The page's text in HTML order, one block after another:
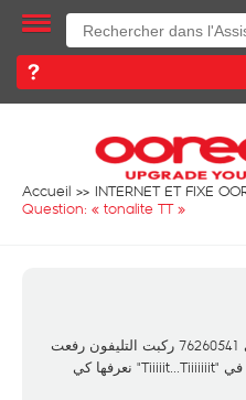
Accueil
INTERNET ET FIXE
Question: « tonalite TT»
جيت نثبت في الخط تليكوم امتاعي 76260541 ركبت التليفون رفعت
سماعة مالقيتش حرارة نسمع كان في "Tiiiiit...Tiiiiiiit" نعرفها كي